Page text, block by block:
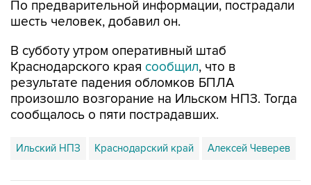
В субботу утром оперативный штаб
результате падения обломков БПЛА
произошло возгорание на Ильском НПЗ. Тогда
сообщалось о пяти пострадавших.
Ильский НПЗ Краснодарский край Алексей Чеверев